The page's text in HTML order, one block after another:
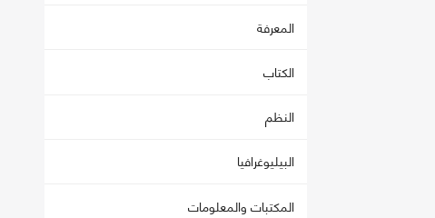
المعرفة
الكتاب
النظم
البيليوغرافيا
المكتبات والمعلومات